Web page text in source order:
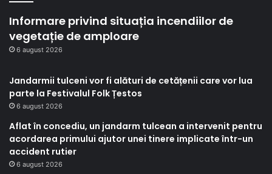
Informare privind situația incendiilor de
vegetație de amploare
6 august 2026
Jandarmii tulceni vor fi alături de cetățenii care vor lua
parte la Festivalul Folk Țestos
6 august 2026
Aflat în concediu, un jandarm tulcean a intervenit pentru
acordarea primului ajutor unei tinere implicate într-un
accident rutier
6 august 2026